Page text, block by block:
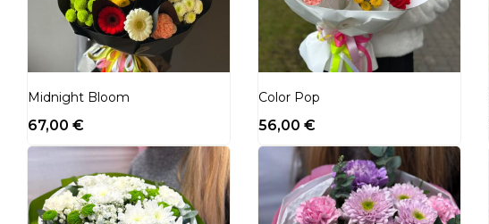
Midnight Bloom
67,00 €
Color Pop
56,00 €